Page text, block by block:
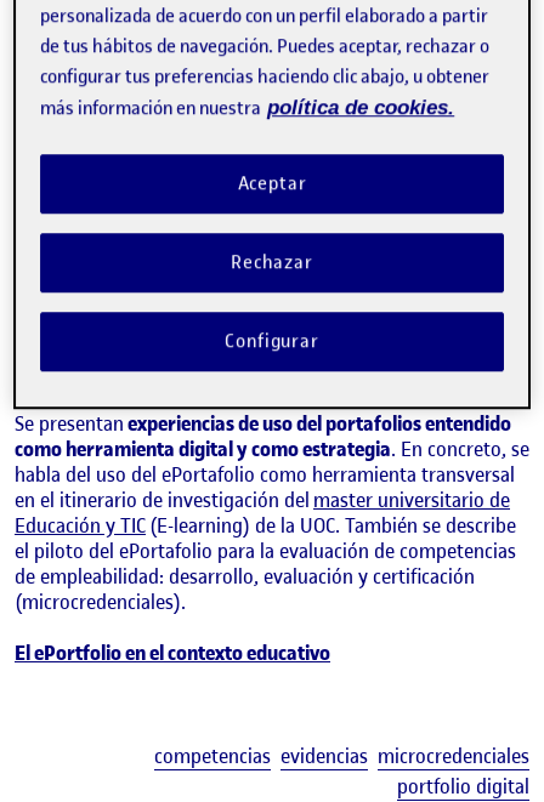
Estudios de Psicología y Ciencias de la Educación de la UOC
Se presentanexperiencias de uso del portafolios entendido
como herramienta digital y como estrategia. En concreto, se
habla del uso del ePortafolio como herramienta transversal
en el itinerario de investigación del master universitario de
Educación y TIC(E-learning) de la UOC. También se describe
el piloto del ePortafolio para la evaluación de competencias
de empleabilidad: desarrollo, evaluación y certificación
(microcredenciales).
El ePortfolio en el contexto educativo
competencias evidencias microcredenciales
portfolio digital
personalizada de acuerdo con un perfil elaborado a partir
de tus hábitos de navegación. Puedes aceptar, rechazar o
configurar tus preferencias haciendo clic abajo, u obtener
más información en nuestra política de cookies.
Rechazar
Aceptar
Configurar